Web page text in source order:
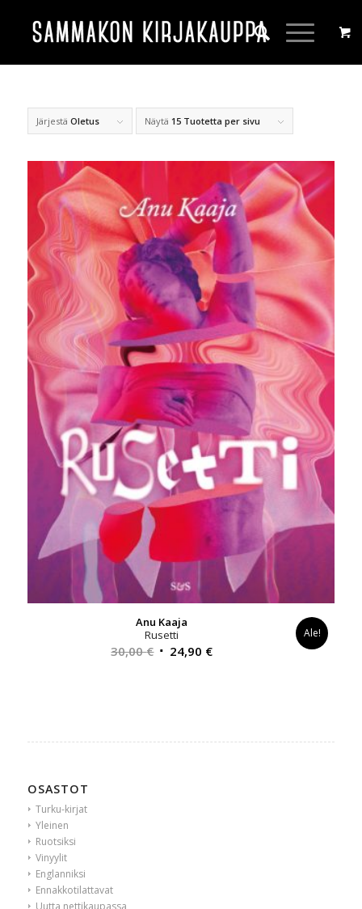
Järjestä Oletus Näytä 15 Tuotetta per sivu
Anu Kaaja
Rusetti
30,00€ Alkuperäinen
24,90 €Nykyinen
Ale!
OSASTOT
Turku-kirjat
Yleinen
Ruotsiksi
Vinyylit
Englanniksi
Ennakkotilattavat